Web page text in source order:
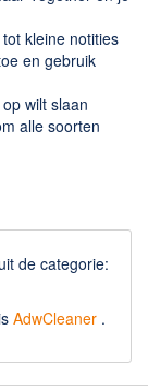
kleine notities
en gebruik
wilt slaan
alle soorten
de categorie:
AdwCleaner .